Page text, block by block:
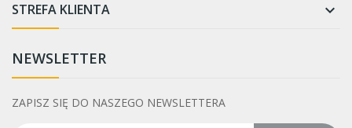
STREFA KLIENTA 
NEWSLETTER
ZAPISZ SIĘ DO NASZEGO NEWSLETTERA